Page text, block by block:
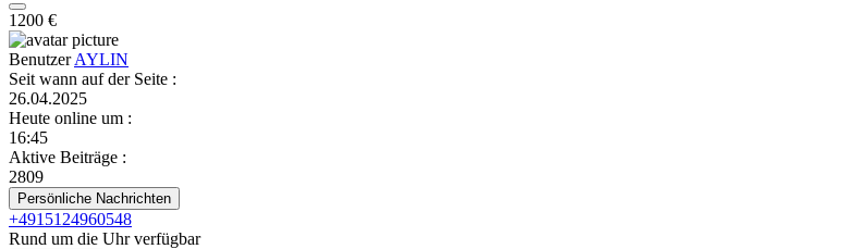
1200 €
BenutzerAYLIN
Seit wann auf der Seite :
26.04.2025
Heute online um :
16:45
Aktive Beiträge :
2809
Persönliche Nachrichten
+4915124960548
Rund um die Uhr verfügbar